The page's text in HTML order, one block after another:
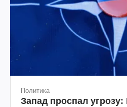
Политика
Запад проспал